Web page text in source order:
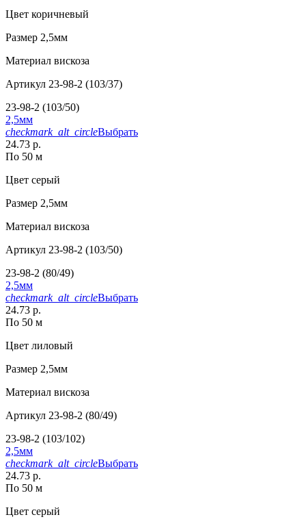
Цвет коричневый
Размер 2,5мм
Материал вискоза
Артикул 23-98-2 (103/37)
23-98-2 (103/50)
2,5мм
checkmark_alt_circleВыбрать
24.73 р.
По 50 м
Цвет серый
Размер 2,5мм
Материал вискоза
Артикул 23-98-2 (103/50)
23-98-2 (80/49)
2,5мм
checkmark_alt_circleВыбрать
24.73 р.
По 50 м
Цвет лиловый
Размер 2,5мм
Материал вискоза
Артикул 23-98-2 (80/49)
23-98-2 (103/102)
2,5мм
checkmark_alt_circleВыбрать
24.73 р.
По 50 м
Цвет серый